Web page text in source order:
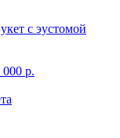
с эустомой
000 р.